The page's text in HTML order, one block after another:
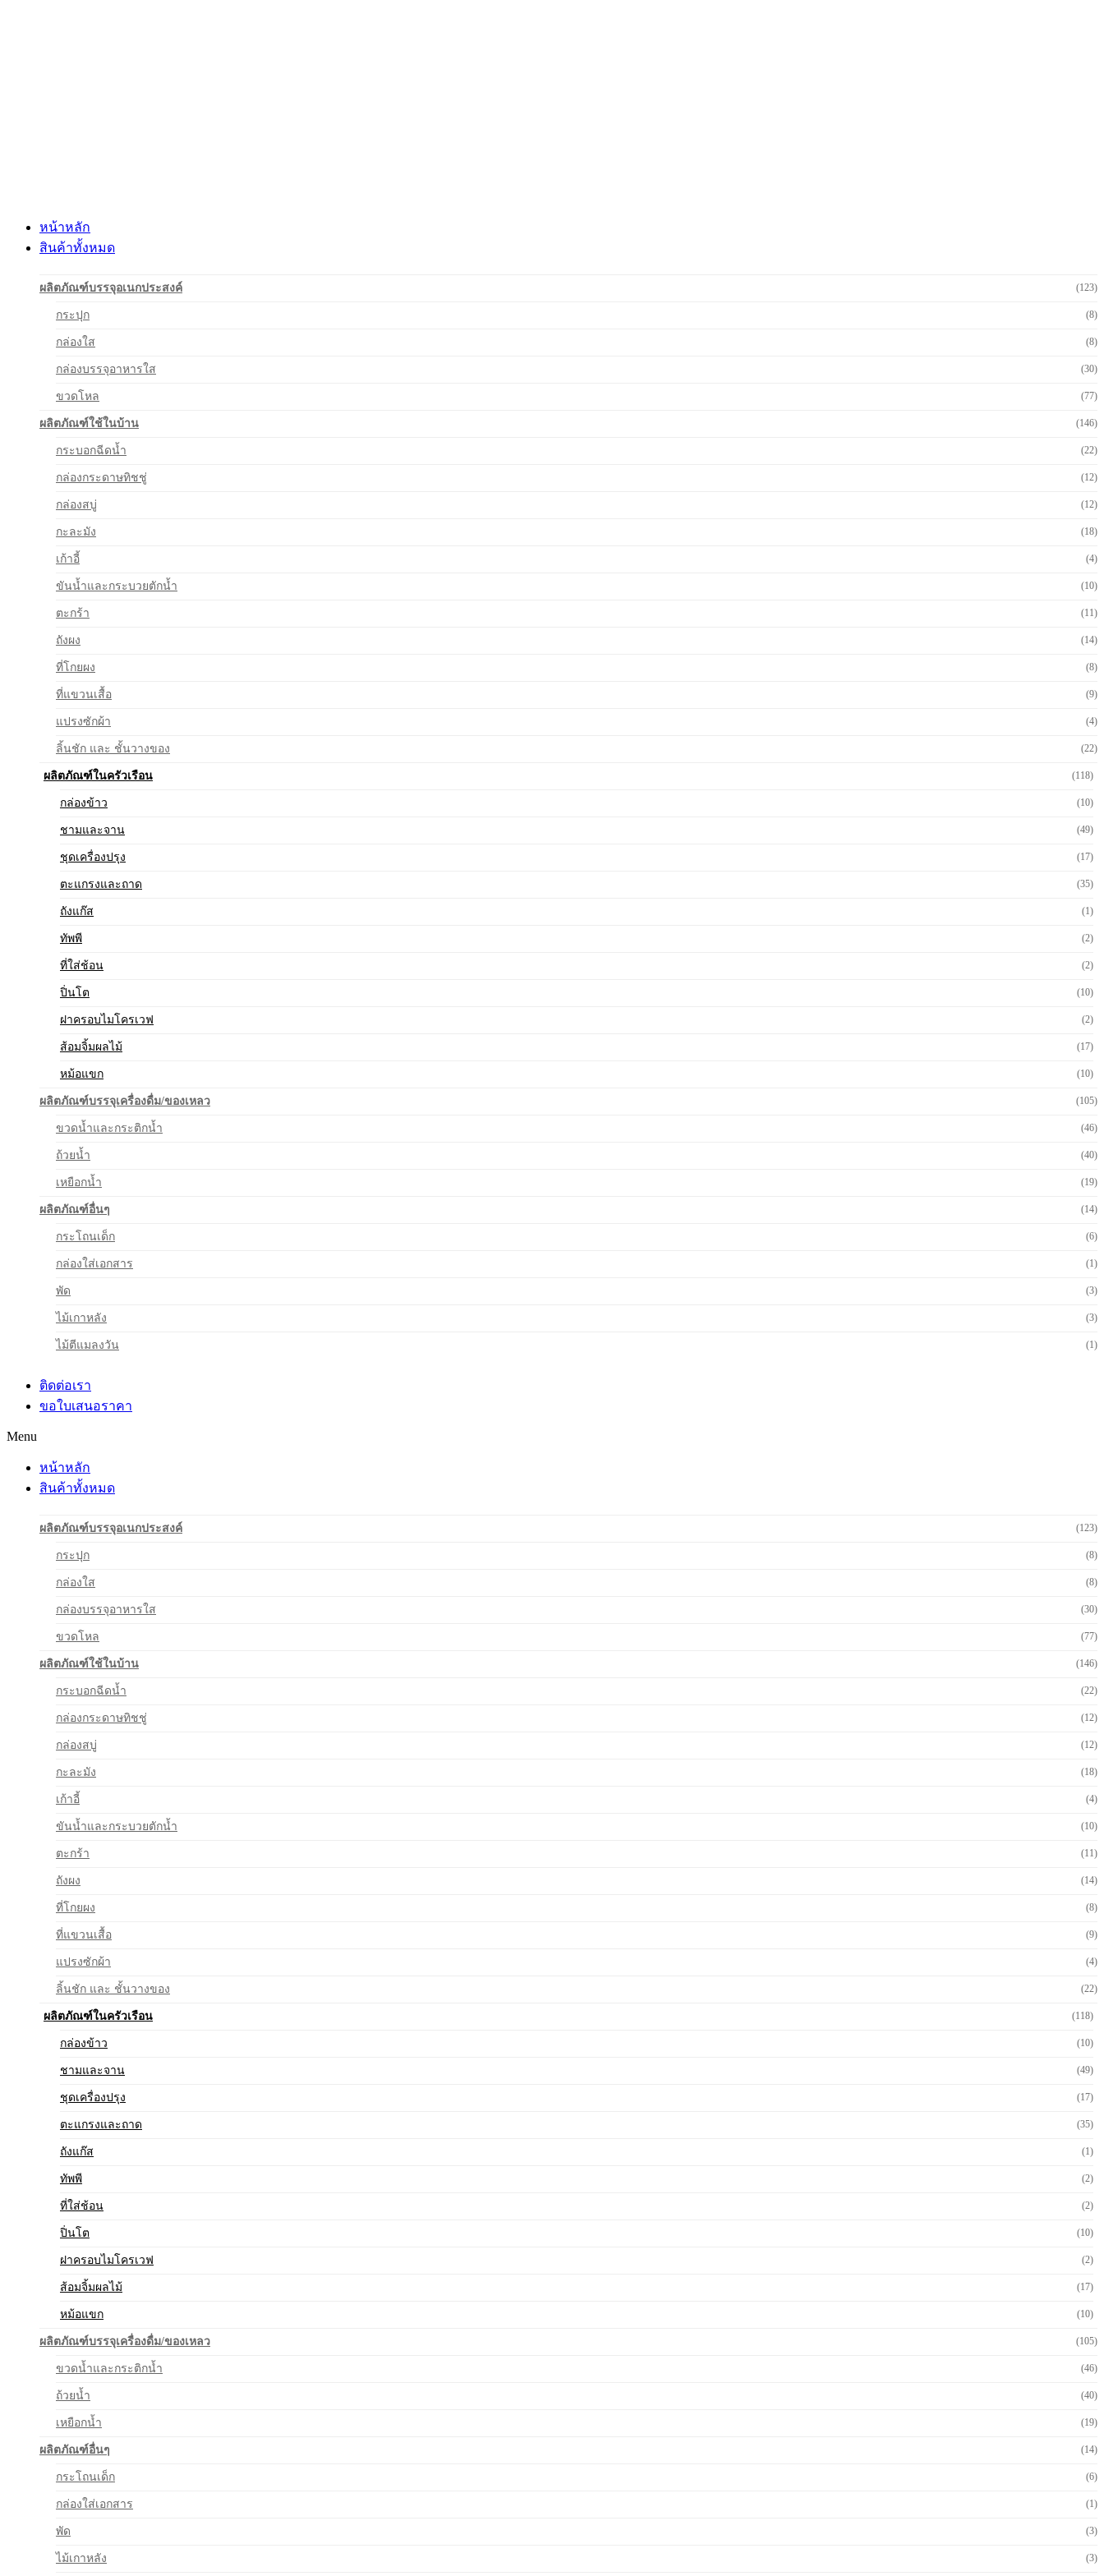
หน้าหลัก
สินค้าทั้งหมด
ผลิตภัณฑ์บรรจุอเนกประสงค์ (123)
กระปุก (8)
กล่องใส (8)
กล่องบรรจุอาหารใส (30)
ขวดโหล (77)
ผลิตภัณฑ์ใช้ในบ้าน (146)
กระบอกฉีดน้ำ (22)
กล่องกระดาษทิชชู่ (12)
กล่องสบู่ (12)
กะละมัง (18)
เก้าอี้ (4)
ขันน้ำและกระบวยตักน้ำ (10)
ตะกร้า (11)
ถังผง (14)
ที่โกยผง (8)
ที่แขวนเสื้อ (9)
แปรงซักผ้า (4)
ลิ้นชัก และ ชั้นวางของ (22)
ผลิตภัณฑ์ในครัวเรือน (118)
กล่องข้าว (10)
ชามและจาน (49)
ชุดเครื่องปรุง (17)
ตะแกรงและถาด (35)
ถังแก๊ส (1)
ทัพพี (2)
ที่ใส่ช้อน (2)
ปิ่นโต (10)
ฝาครอบไมโครเวฟ (2)
ส้อมจิ้มผลไม้ (17)
หม้อแขก (10)
ผลิตภัณฑ์บรรจุเครื่องดื่ม/ของเหลว (105)
ขวดน้ำและกระติกน้ำ (46)
ถ้วยน้ำ (40)
เหยือกน้ำ (19)
ผลิตภัณฑ์อื่นๆ (14)
กระโถนเด็ก (6)
กล่องใส่เอกสาร (1)
พัด (3)
ไม้เกาหลัง (3)
ไม้ตีแมลงวัน (1)
ติดต่อเรา
ขอใบเสนอราคา
Menu
หน้าหลัก
สินค้าทั้งหมด
ผลิตภัณฑ์บรรจุอเนกประสงค์ (123)
กระปุก (8)
กล่องใส (8)
กล่องบรรจุอาหารใส (30)
ขวดโหล (77)
ผลิตภัณฑ์ใช้ในบ้าน (146)
กระบอกฉีดน้ำ (22)
กล่องกระดาษทิชชู่ (12)
กล่องสบู่ (12)
กะละมัง (18)
เก้าอี้ (4)
ขันน้ำและกระบวยตักน้ำ (10)
ตะกร้า (11)
ถังผง (14)
ที่โกยผง (8)
ที่แขวนเสื้อ (9)
แปรงซักผ้า (4)
ลิ้นชัก และ ชั้นวางของ (22)
ผลิตภัณฑ์ในครัวเรือน (118)
กล่องข้าว (10)
ชามและจาน (49)
ชุดเครื่องปรุง (17)
ตะแกรงและถาด (35)
ถังแก๊ส (1)
ทัพพี (2)
ที่ใส่ช้อน (2)
ปิ่นโต (10)
ฝาครอบไมโครเวฟ (2)
ส้อมจิ้มผลไม้ (17)
หม้อแขก (10)
ผลิตภัณฑ์บรรจุเครื่องดื่ม/ของเหลว (105)
ขวดน้ำและกระติกน้ำ (46)
ถ้วยน้ำ (40)
เหยือกน้ำ (19)
ผลิตภัณฑ์อื่นๆ (14)
กระโถนเด็ก (6)
กล่องใส่เอกสาร (1)
พัด (3)
ไม้เกาหลัง (3)